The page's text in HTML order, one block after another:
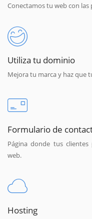
Conectamos tu web con las
Utiliza tu dominio
Mejora tu marca y haz que
Formulario de
Página donde tus
web.
Hosting